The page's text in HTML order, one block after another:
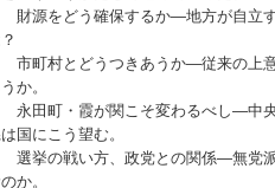
財源をどう確保するか―地方が自立
市町村とどうつきあうか―従来の上
か。
永田町・霞が関こそ変わるべし―中
国にこう望む。
選挙の戦い方、政党との関係―無党
か。